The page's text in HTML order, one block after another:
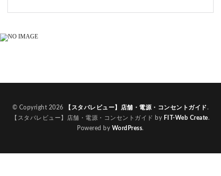
© Copyright 2026 【スタバレビュー】店舗・電源・コンセントガイド.
【スタバレビュー】店舗・電源・コンセントガイド by FIT-Web Create.
Powered by WordPress.